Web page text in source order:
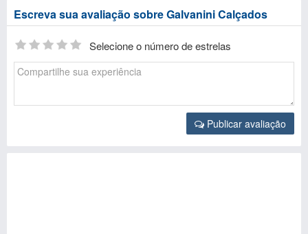
Escreva sua avaliação sobre Galvanini Calçados
Selecione o número de estrelas
Publicar avaliação